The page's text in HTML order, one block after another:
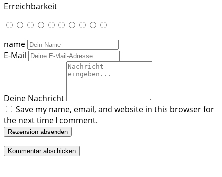
Erreichbarkeit
name
E-Mail
Deine Nachricht
Save my name, email, and website in this browser for
the next time I comment.
Rezension absenden